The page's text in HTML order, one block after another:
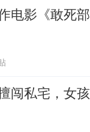
电影《敢死
闯私宅，女